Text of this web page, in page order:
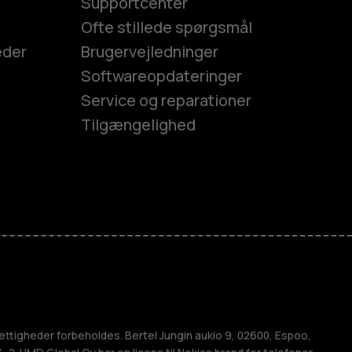
Ofte stillede spørgsmål
Brugervejledninger
Softwareopdateringer
Service og reparationer
Tilgængelighed
forbeholdes. Bertel Jungin aukio 9, 02600, Espoo,